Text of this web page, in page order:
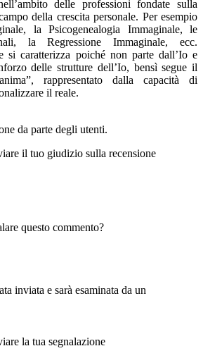
delle professioni fondate sulla
della crescita personale. Per esempio
la Psicogenealogia Immaginale, le
la Regressione Immaginale, ecc.
si caratterizza poiché non parte dall’Io e
delle strutture dell’Io, bensì segue il
rappresentato dalla capacità di
il reale.
da parte degli utenti.
il tuo giudizio sulla recensione
questo commento?
inviata e sarà esaminata da un
la tua segnalazione